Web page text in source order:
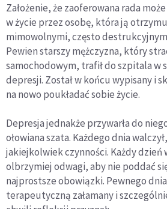
Założenie, że zaoferowana rada
w życie przez osobę, która ją
mimowolnymi, często
Pewien starszy mężczyzna, który
samochodowym, trafił do szpitala w
depresji. Został w końcu wypisany i
na nowo poukładać sobie życie.
Depresja jednakże przywarła do
ołowiana szata. Każdego dnia
jakiejkolwiek czynności. Każdy dzień
olbrzymiej odwagi, aby nie poddać
najprostsze obowiązki. Pewnego
terapeutyczną załamany i